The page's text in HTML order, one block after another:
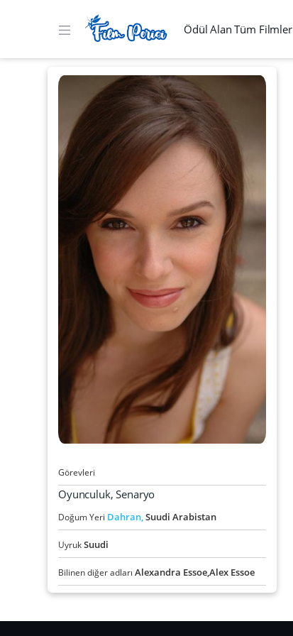
Ödül Alan Tüm Filmler
Görevleri
Oyunculuk, Senaryo
Doğum Yeri Dahran,Suudi Arabistan
UyrukSuudi
Bilinen diğer adları Alexandra Essoe,Alex Essoe